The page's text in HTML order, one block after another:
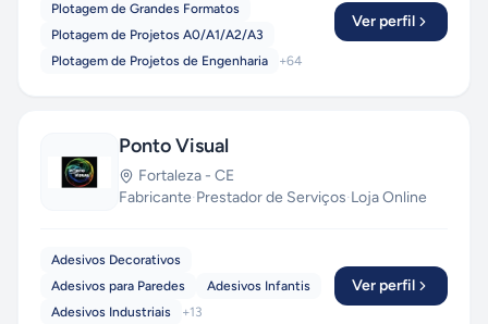
Plotagem de Grandes Formatos
Plotagem de Projetos A0/A1/A2/A3
Plotagem de Projetos de Engenharia
+64
Ver perfil
Ponto Visual
Fortaleza - CE
Fabricante·Prestador de Serviços·Loja Online
Adesivos Decorativos
Adesivos para Paredes
Adesivos Infantis
Adesivos Industriais
+13
Ver perfil